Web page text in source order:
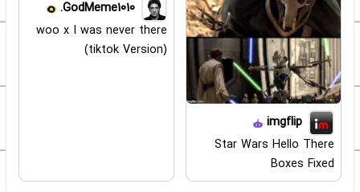
imgflip
Star Wars Hello There
Boxes Fixed
GodMeme1010.
woo x I was never there
(tiktok Version)